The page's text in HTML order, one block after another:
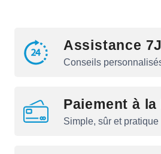
Assistance
Conseils
Paiement à
Simple, sûr et pratique